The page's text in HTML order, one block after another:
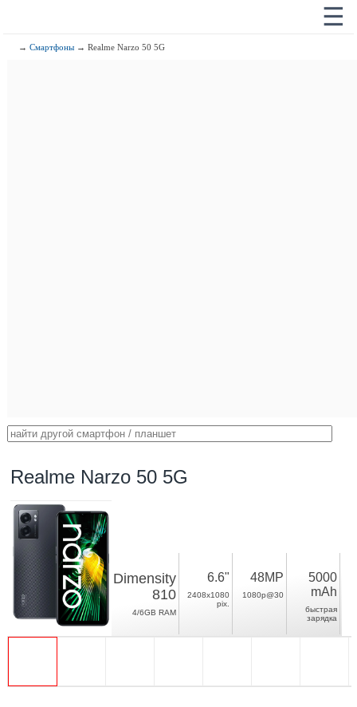
☰
→Смартфоны → Realme Narzo 50 5G
Realme Narzo 50 5G
Dimensity
810
4/6GB RAM
6.6"
2408x1080
pix.
48MP
1080p@30
5000
mAh
быстрая
зарядка